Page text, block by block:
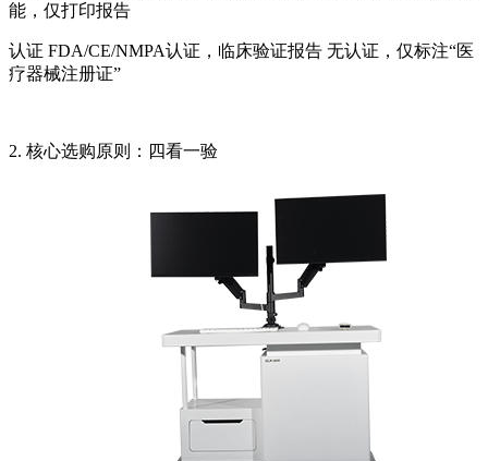
能，仅打印报告
认证 FDA/CE/NMPA认证，临床验证报告 无认证，仅标注“医
疗器械注册证”
2. 核心选购原则：四看一验